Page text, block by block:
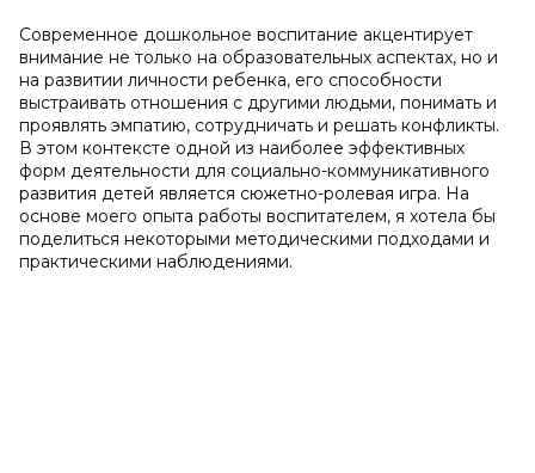
Современное дошкольное воспитание акцентирует
внимание не только на образовательных аспектах, но и
на развитии личности ребенка, его способности
выстраивать отношения с другими людьми, понимать и
проявлять эмпатию, сотрудничать и решать конфликты.
В этом контексте одной из наиболее эффективных
форм деятельности для социально-коммуникативного
развития детей является сюжетно-ролевая игра. На
основе моего опыта работы воспитателем, я хотела бы
поделиться некоторыми методическими подходами и
практическими наблюдениями.